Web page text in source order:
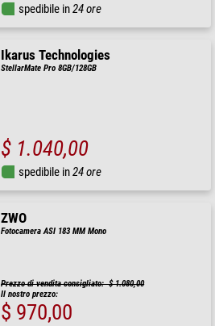
spedibile in24 ore
Ikarus Technologies
StellarMate Pro 8GB/128GB
$ 1.040,00
spedibile in24 ore
ZWO
Fotocamera ASI 183 MM Mono
Prezzo di vendita consigliato: $ 1.080,00
Il nostro prezzo:
$ 970,00